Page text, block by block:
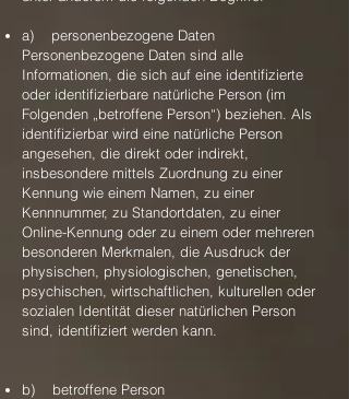
a) personenbezogene Daten
Personenbezogene Daten sind alle
Informationen, die sich auf eine identifizierte
oder identifizierbare natürliche Person (im
Folgenden „betroffene Person“) beziehen. Als
identifizierbar wird eine natürliche Person
angesehen, die direkt oder indirekt,
insbesondere mittels Zuordnung zu einer
Kennung wie einem Namen, zu einer
Kennnummer, zu Standortdaten, zu einer
Online-Kennung oder zu einem oder mehreren
besonderen Merkmalen, die Ausdruck der
physischen, physiologischen, genetischen,
psychischen, wirtschaftlichen, kulturellen oder
sozialen Identität dieser natürlichen Person
sind, identifiziert werden kann.
b) betroffene Person